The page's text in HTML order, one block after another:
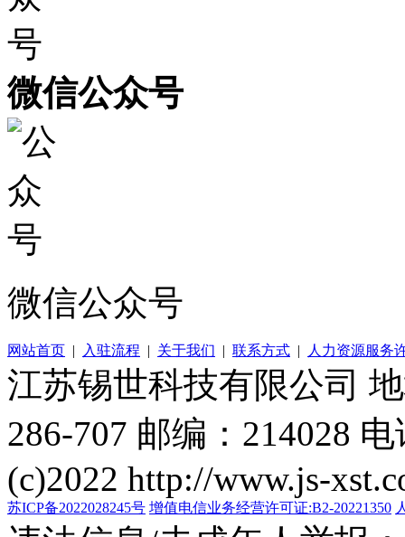
微信公众号
微信公众号
网站首页 | 入驻流程 | 关于我们 | 联系方式 | 人力资源服务
江苏锡世科技有限公司
286-707 邮编：214028
(c)2022 http://www.js-
苏ICP备2022028245号 增值电信业务经营许可证:B2-20221350